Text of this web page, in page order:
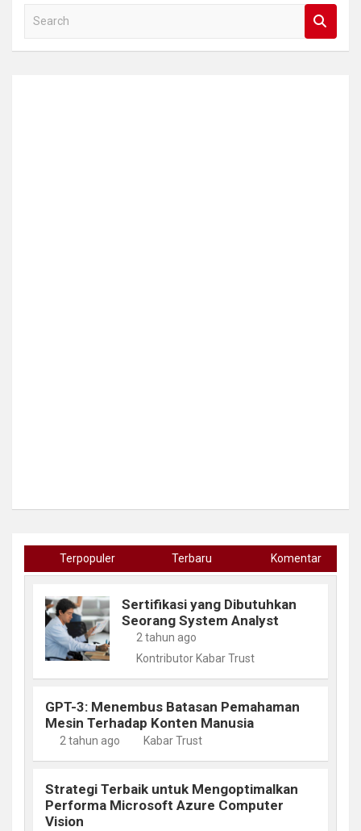
a
Terpopuler Terbaru Komentar
Sertifikasi yang Dibutuhkan
Seorang System Analyst
2 tahun ago
Kontributor Kabar Trust
GPT-3: Menembus Batasan Pemahaman
Mesin Terhadap Konten Manusia
2 tahun ago Kabar Trust
Strategi Terbaik untuk Mengoptimalkan
Performa Microsoft Azure Computer
Vision